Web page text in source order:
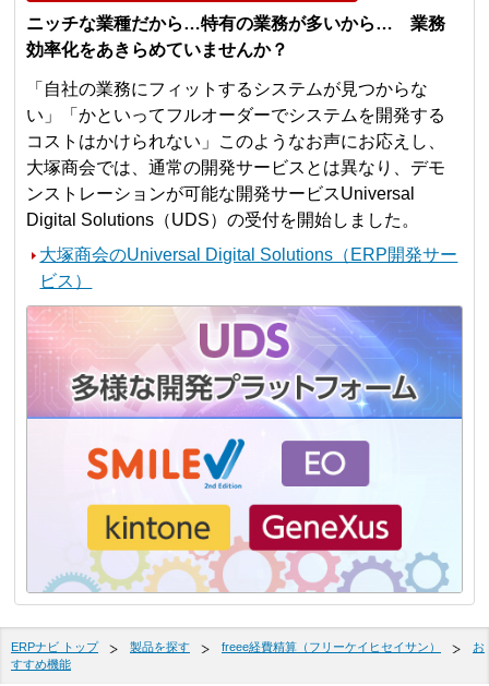
ニッチな業種だから…特有の業務が多いから… 業務
効率化をあきらめていませんか？
「自社の業務にフィットするシステムが見つからな
い」「かといってフルオーダーでシステムを開発する
コストはかけられない」このようなお声にお応えし、
大塚商会では、通常の開発サービスとは異なり、デモ
ンストレーションが可能な開発サービスUniversal
Digital Solutions（UDS）の受付を開始しました。
大塚商会のUniversal Digital Solutions（ERP開発サー
ビス）
ERPナビ トップ 製品を探す freee経費精算（フリーケイヒセイサン）
お
すすめ機能